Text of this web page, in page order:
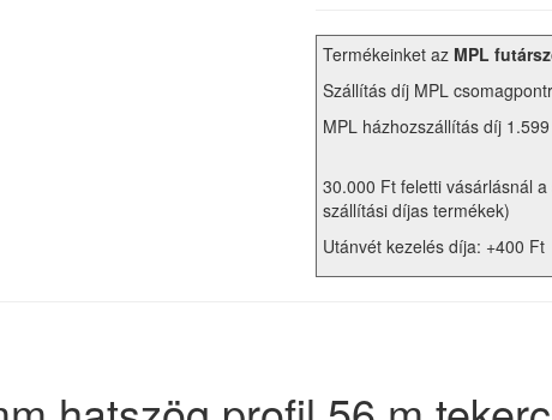
Termékeinket az MPL
Szállítás díj MPL
MPL házhozszállítás díj
30.000 Ft feletti vásárlásnál
szállítási díjas termékek)
Utánvét kezelés díja: +400 Ft